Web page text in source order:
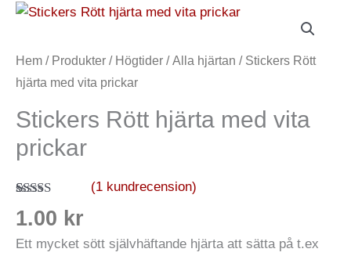
Hem / Produkter / Högtider /Alla hjärtan / Stickers Rött
hjärta med vita prickar
Stickers Rött hjärta med vita
prickar
Betygsatt
5.00av 5
1
kundrecension
(1kundrecension)
1.00 kr
Ett mycket sött självhäftande hjärta att sätta på t.ex
Stickers
hjärta
med
prickar
mängd